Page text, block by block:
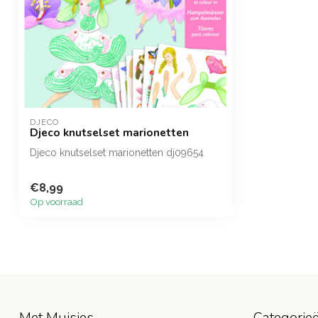
DJECO
Djeco knutselset marionetten
Djeco knutselset marionetten dj09654
€8,99
Op voorraad